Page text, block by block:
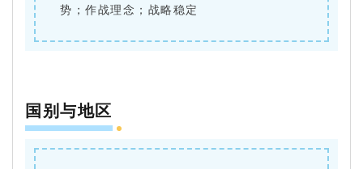
势；作战理念；战略稳定
国别与地区